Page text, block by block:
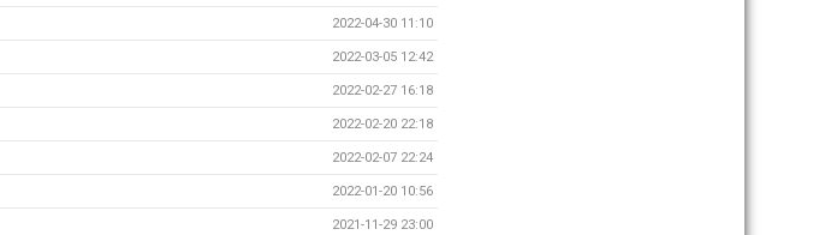
2022-04-30 11:10
2022-03-05 12:42
2022-02-27 16:18
2022-02-20 22:18
2022-02-07 22:24
2022-01-20 10:56
2021-11-29 23:00